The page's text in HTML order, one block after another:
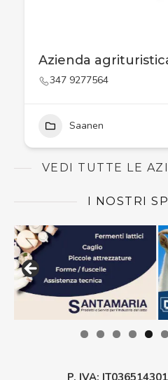
Azienda
347 9277564
Saanen
VEDI TUTTE LE
I NOSTRI
P. IVA: